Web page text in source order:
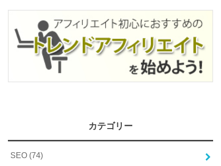
カテゴリー
SEO (74)